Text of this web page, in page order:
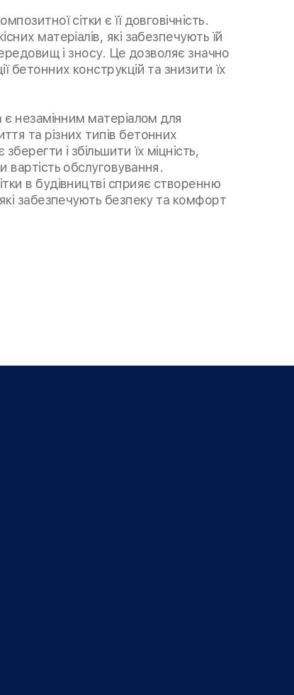
сітки є її довговічність.
матеріалів, які забезпечують їй
і зносу. Це дозволяє значно
бетонних конструкцій та знизити їх
є незамінним матеріалом для
та різних типів бетонних
і збільшити їх міцність,
вартість обслуговування.
в будівництві сприяє створенню
забезпечують безпеку та комфорт